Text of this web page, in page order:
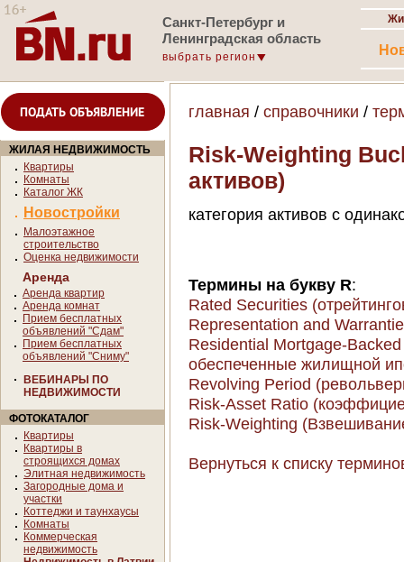
Санкт-Петербург и
Ленинградская область
выбрать регион
ПОДАТЬ ОБЪЯВЛЕНИЕ
ЖИЛАЯ НЕДВИЖИМОСТЬ
Квартиры
Комнаты
Каталог ЖК
Новостройки
Малоэтажное
строительство
Оценка недвижимости
Аренда
Аренда квартир
Аренда комнат
Прием бесплатных
объявлений "Сдам"
Прием бесплатных
объявлений "Сниму"
ВЕБИНАРЫ ПО
НЕДВИЖИМОСТИ
ФОТОКАТАЛОГ
Квартиры
Квартиры в
строящихся домах
Элитная недвижимость
Загородные дома и
участки
Коттеджи и таунхаусы
Комнаты
Коммерческая
недвижимость
главная / справочники /
Risk-Weighting
активов)
категория активов с
Термины на букву R:
Rated Securities
Representation and
Residential Mortgage-
обеспеченные жилищной
Revolving Period
Risk-Asset Ratio
Risk-Weighting
Вернуться к списку